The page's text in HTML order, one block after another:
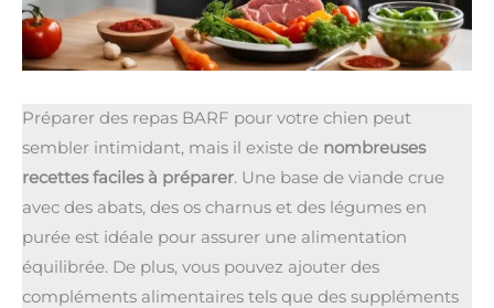
Préparer des repas BARF pour votre chien peut
sembler intimidant, mais il existe de nombreuses
recettes faciles à préparer. Une base de viande crue
avec des abats, des os charnus et des légumes en
purée est idéale pour assurer une alimentation
équilibrée. De plus, vous pouvez ajouter des
compléments alimentaires tels que des suppléments